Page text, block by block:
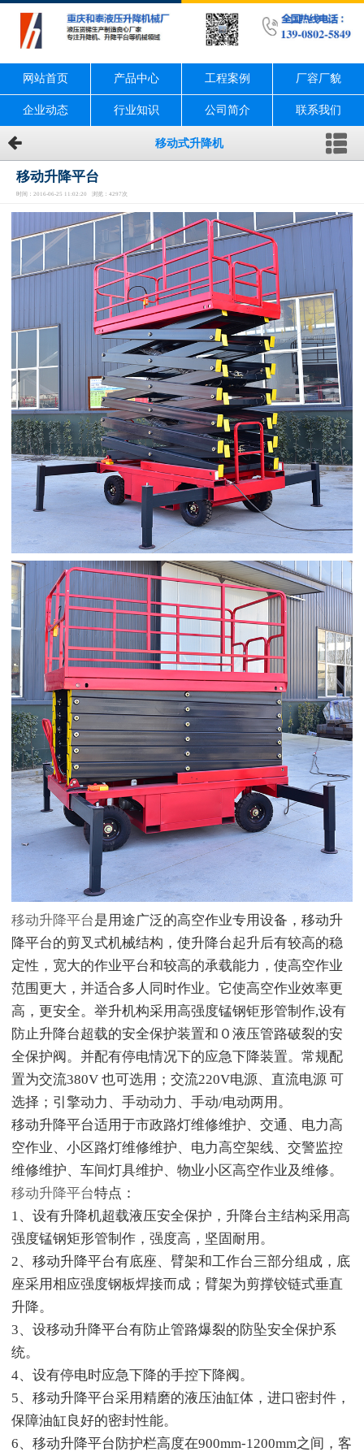
网站首页 产品中心 工程案例 厂容厂貌
企业动态 行业知识 公司简介 联系我们
移动式升降机
移动升降平台
时间：2016-06-25 11:02:20 浏览：4297次
移动升降平台是用途广泛的高空作业专用设备，移动升
降平台的剪叉式机械结构，使升降台起升后有较高的稳
定性，宽大的作业平台和较高的承载能力，使高空作业
范围更大，并适合多人同时作业。它使高空作业效率更
高，更安全。举升机构采用高强度锰钢钜形管制作,设有
防止升降台超载的安全保护装置和０液压管路破裂的安
全保护阀。并配有停电情况下的应急下降装置。常规配
置为交流380V 也可选用；交流220V电源、直流电源 可
选择；引擎动力、手动动力、手动/电动两用。
移动升降平台适用于市政路灯维修维护、交通、电力高
空作业、小区路灯维修维护、电力高空架线、交警监控
维修维护、车间灯具维护、物业小区高空作业及维修。
移动升降平台特点：
1、设有升降机超载液压安全保护，升降台主结构采用高
强度锰钢矩形管制作，强度高，坚固耐用。
2、移动升降平台有底座、臂架和工作台三部分组成，底
座采用相应强度钢板焊接而成；臂架为剪撑铰链式垂直
升降。
3、设移动升降平台有防止管路爆裂的防坠安全保护系
统。
4、设有停电时应急下降的手控下降阀。
5、移动升降平台采用精磨的液压油缸体，进口密封件，
保障油缸良好的密封性能。
6、移动升降平台防护栏高度在900mm-1200mm之间，客